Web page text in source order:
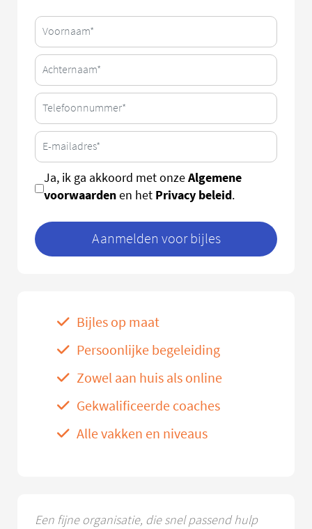
Ja, ik ga akkoord met onzeAlgemene
voorwaardenen het Privacy beleid.
Aanmelden voor bijles
Bijles op maat
Persoonlijke begeleiding
Zowel aan huis als online
Gekwalificeerde coaches
Alle vakken en niveaus
Een fijne organisatie, die snel passend hulp